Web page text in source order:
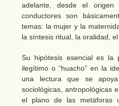
adelante, desde el
conductores son
temas: la mujer y la
la síntesis ritual, la oralidad,
Su hipótesis esencial es la
ilegítimo o “huacho” en la
una lectura que se
sociológicas, antropológicas
el plano de las metáforas